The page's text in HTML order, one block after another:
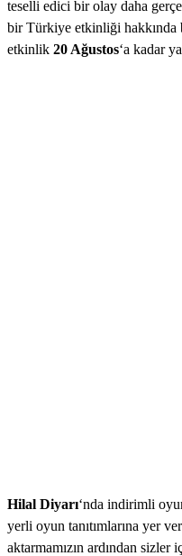
teselli edici bir olay daha
bir Türkiye etkinliği hakkında
etkinlik 20 Ağustos‘a kadar
Hilal Diyarı‘nda indirimli
yerli oyun tanıtımlarına yer
aktarmamızın ardından